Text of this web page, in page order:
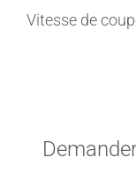
Vitesse de